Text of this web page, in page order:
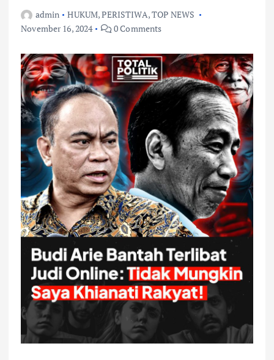
admin HUKUM,PERISTIWA,TOP NEWS
November 16, 2024
0 Comments